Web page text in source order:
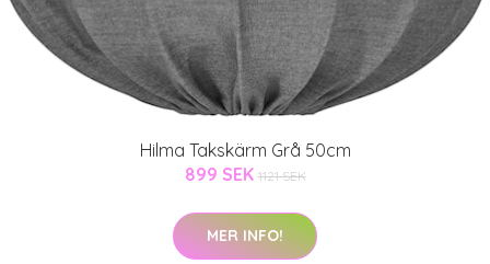
Hilma Takskärm Grå 50cm
899 SEK 1121 SEK
MER INFO!